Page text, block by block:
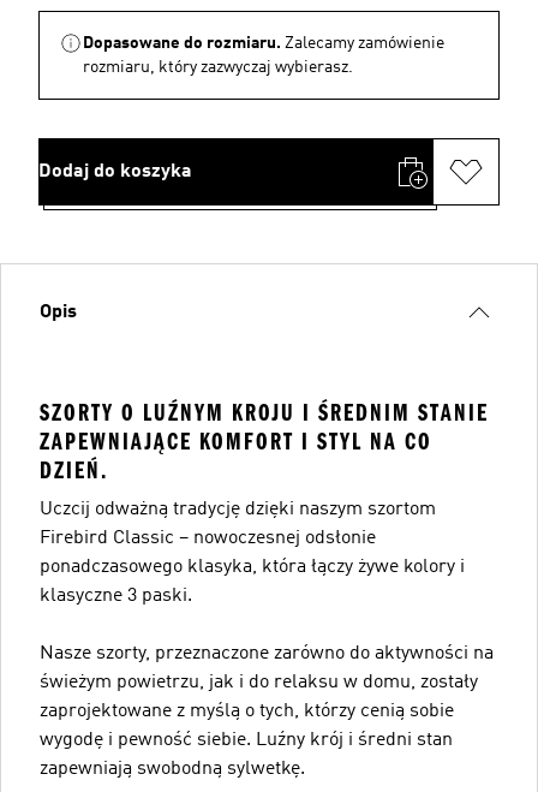
Dopasowane do rozmiaru. Zalecamy zamówienie
rozmiaru, który zazwyczaj wybierasz.
Dodaj do koszyka
Opis
SZORTY O LUŹNYM KROJU I ŚREDNIM STANIE
ZAPEWNIAJĄCE KOMFORT I STYL NA CO
DZIEŃ.
Uczcij odważną tradycję dzięki naszym szortom
Firebird Classic – nowoczesnej odsłonie
ponadczasowego klasyka, która łączy żywe kolory i
klasyczne 3 paski.
Nasze szorty, przeznaczone zarówno do aktywności na
świeżym powietrzu, jak i do relaksu w domu, zostały
zaprojektowane z myślą o tych, którzy cenią sobie
wygodę i pewność siebie. Luźny krój i średni stan
zapewniają swobodną sylwetkę.